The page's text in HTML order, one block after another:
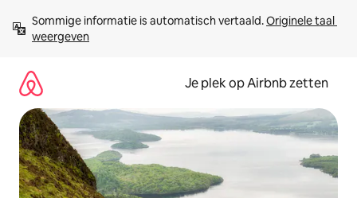
direct
naar
Sommige informatie is automatisch vertaald. Originele taal
weergeven
Je plek op Airbnb zetten